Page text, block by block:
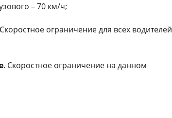
– 70 км/ч;
Скоростное ограничение для всех водителей
. Скоростное ограничение на данном